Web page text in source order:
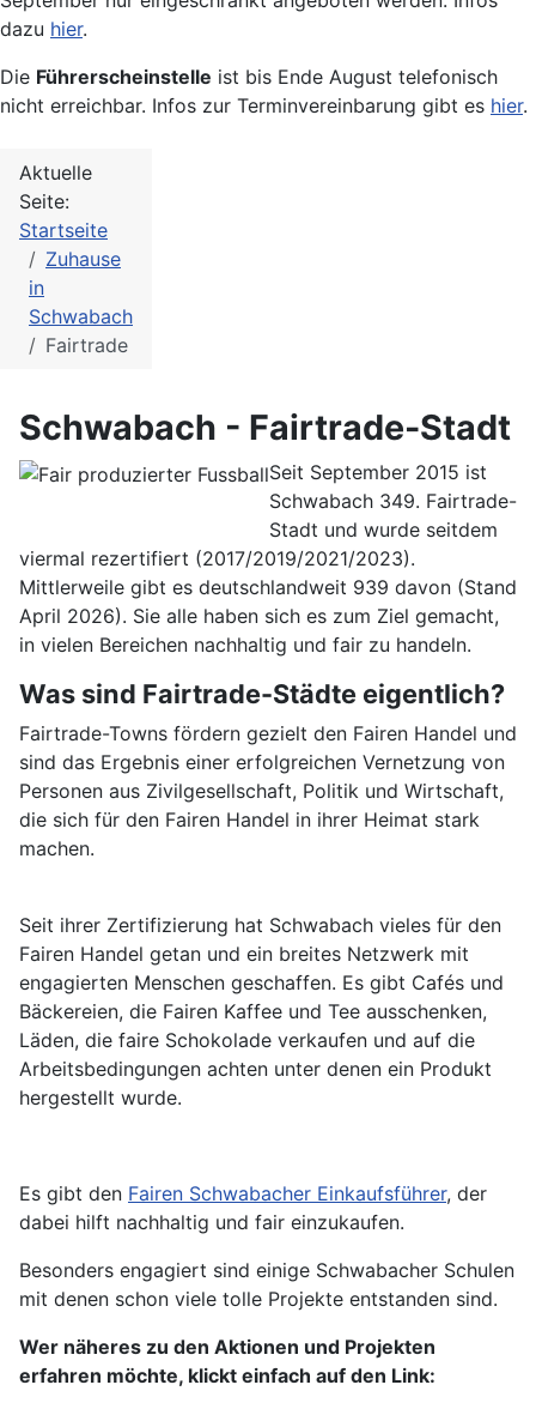
dazu hier.
Die Führerscheinstelle ist bis Ende August telefonisch
nicht erreichbar. Infos zur Terminvereinbarung gibt es hier.
Aktuelle
Seite:
Startseite
Zuhause
in
Schwabach
Fairtrade
Schwabach - Fairtrade-Stadt
Seit September 2015 ist
Schwabach 349. Fairtrade-
Stadt und wurde seitdem
viermal rezertifiert (2017/2019/2021/2023).
Mittlerweile gibt es deutschlandweit 939 davon (Stand
April 2026). Sie alle haben sich es zum Ziel gemacht,
in vielen Bereichen nachhaltig und fair zu handeln.
Was sind Fairtrade-Städte eigentlich?
Fairtrade-Towns fördern gezielt den Fairen Handel und
sind das Ergebnis einer erfolgreichen Vernetzung von
Personen aus Zivilgesellschaft, Politik und Wirtschaft,
die sich für den Fairen Handel in ihrer Heimat stark
machen.
Seit ihrer Zertifizierung hat Schwabach vieles für den
Fairen Handel getan und ein breites Netzwerk mit
engagierten Menschen geschaffen. Es gibt Cafés und
Bäckereien, die Fairen Kaffee und Tee ausschenken,
Läden, die faire Schokolade verkaufen und auf die
Arbeitsbedingungen achten unter denen ein Produkt
hergestellt wurde.
Es gibt den Fairen Schwabacher Einkaufsführer, der
dabei hilft nachhaltig und fair einzukaufen.
Besonders engagiert sind einige Schwabacher Schulen
mit denen schon viele tolle Projekte entstanden sind.
Wer näheres zu den Aktionen und Projekten
erfahren möchte, klickt einfach auf den Link: